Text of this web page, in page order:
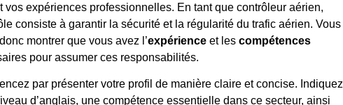
vos expériences professionnelles. En tant que contrôleur aérien,
consiste à garantir la sécurité et la régularité du trafic aérien. Vous
montrer que vous avez l’expérience et les compétences
pour assumer ces responsabilités.
par présenter votre profil de manière claire et concise. Indiquez
d’anglais, une compétence essentielle dans ce secteur, ainsi